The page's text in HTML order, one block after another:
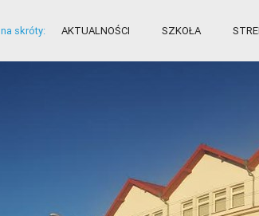
na skróty: AKTUALNOŚCI SZKOŁA